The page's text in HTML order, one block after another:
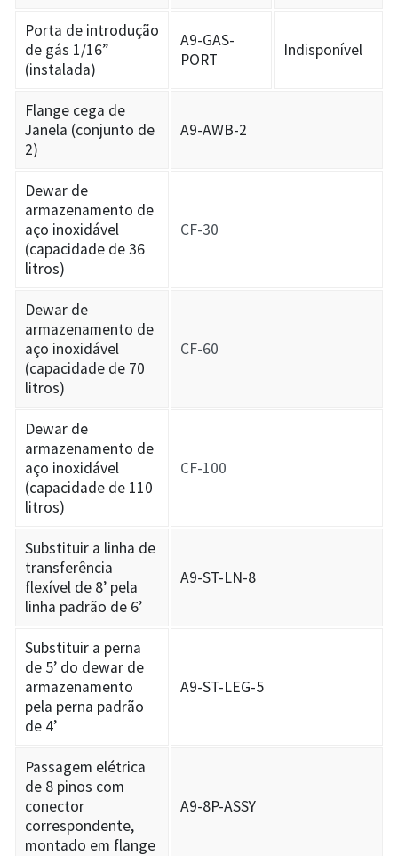
Porta de introdução
de gás 1/16”
(instalada)
A9-GAS-
PORT
Indisponível
Flange cega de
Janela (conjunto de
2)
A9-AWB-2
Dewar de
armazenamento de
aço inoxidável
(capacidade de 36
litros)
CF-30
Dewar de
armazenamento de
aço inoxidável
(capacidade de 70
litros)
CF-60
Dewar de
armazenamento de
aço inoxidável
(capacidade de 110
litros)
CF-100
Substituir a linha de
transferência
flexível de 8’ pela
linha padrão de 6’
A9-ST-LN-8
Substituir a perna
de 5’ do dewar de
armazenamento
pela perna padrão
de 4’
A9-ST-LEG-5
Passagem elétrica
de 8 pinos com
conector
correspondente,
montado em flange
A9-8P-ASSY